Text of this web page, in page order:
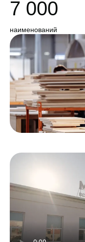
7 000
наименований